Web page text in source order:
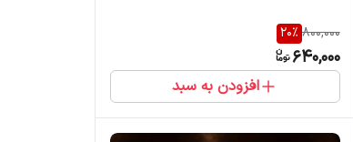
800,000
20%
640,000
افزودن به سبد